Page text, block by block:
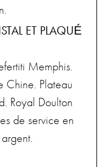
ET PLAQUÉ
Memphis.
Chine. Plateau
Royal Doulton
de service en